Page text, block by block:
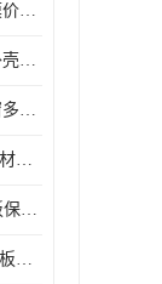
不留残胶 石家庄pe保护膜价格 塑料薄膜
自粘易撕PE保护膜塑料外壳导光板亚克力板膜操作方便
黑白PE保护膜铝合金门窗多种颜色支持定制生产
佳诺金属表面保护膜铝型材保护膜不留残胶铝合金窗框保护胶带
佳诺镀锌板保护膜 彩钢板保护pe保护膜
塑胶外壳保护膜厂家导光板保护膜 铝单板保护膜胶带易撕不留胶